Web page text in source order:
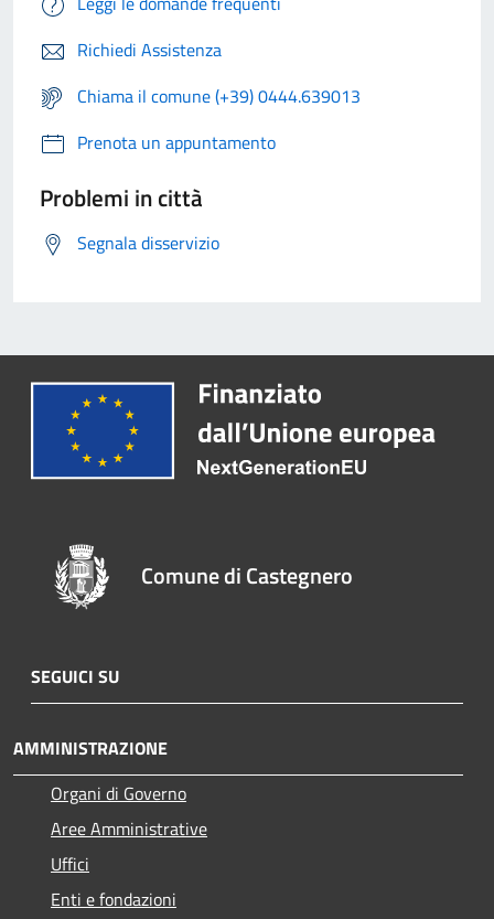
Richiedi Assistenza
Chiama il comune (+39) 0444.639013
Prenota un appuntamento
Problemi in città
Segnala disservizio
Comune di Castegnero
SEGUICI SU
AMMINISTRAZIONE
Organi di Governo
Aree Amministrative
Uffici
Enti e fondazioni